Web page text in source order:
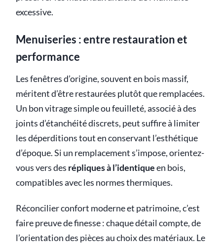
excessive.
Menuiseries : entre restauration et
performance
Les fenêtres d’origine, souvent en bois massif,
méritent d’être restaurées plutôt que remplacées.
Un bon vitrage simple ou feuilleté, associé à des
joints d’étanchéité discrets, peut suffire à limiter
les déperditions tout en conservant l’esthétique
d’époque. Si un remplacement s’impose, orientez-
vous vers des répliques à l’identiqueen bois,
compatibles avec les normes thermiques.
Réconcilier confort moderne et patrimoine, c’est
faire preuve de finesse : chaque détail compte, de
l’orientation des pièces au choix des matériaux. Le